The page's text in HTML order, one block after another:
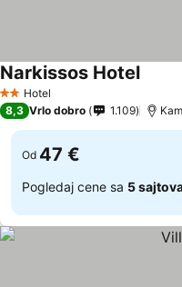
2 Zvezdice
Hotel
Narkissos Hotel
8,3 Vrlo dobro 1.109
Od 47 €
Pogledaj cene sa 5